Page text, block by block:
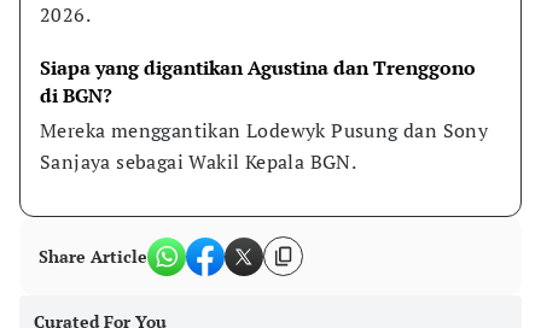
2026.
Siapa yang digantikan Agustina dan Trenggono
di BGN?
Mereka menggantikan Lodewyk Pusung dan Sony
Sanjaya sebagai Wakil Kepala BGN.
Share Article
Curated For You